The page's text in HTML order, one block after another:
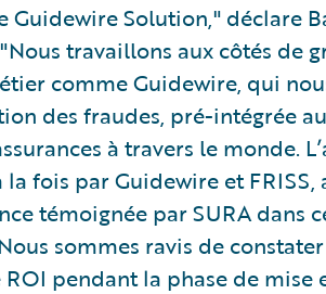
Solution," déclare
travaillons aux côtés de
comme Guidewire, qui
des fraudes, pré-intégrée
à travers le monde.
fois par Guidewire et FRISS,
témoignée par SURA dans
sommes ravis de
pendant la phase de mise